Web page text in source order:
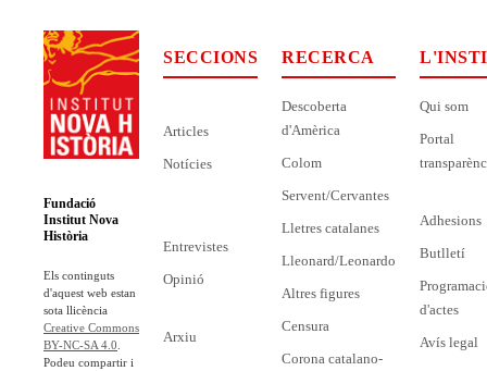
Fundació
Institut Nova
Història
Els continguts
d'aquest web estan
sota llicència
Creative Commons
BY-NC-SA 4.0
Podeu compartir i
SECCIONS
Articles
Notícies
Entrevistes
Opinió
Arxiu
RECERCA
Descoberta
d'Amèrica
Colom
Servent/Cervantes
Lletres catalanes
Lleonard/Leonardo
Altres figures
Censura
Corona catalano-
Qui som
Portal
Adhesions
Butlletí
d'actes
Avís legal